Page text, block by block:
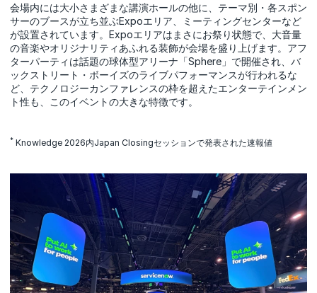
会場内には大小さまざまな講演ホールの他に、テーマ別・各スポン
サーのブースが立ち並ぶExpoエリア、ミーティングセンターなど
が設置されています。Expoエリアはまさにお祭り状態で、大音量
の音楽やオリジナリティあふれる装飾が会場を盛り上げます。アフ
ターパーティは話題の球体型アリーナ「Sphere」で開催され、バ
ックストリート・ボーイズのライブパフォーマンスが行われるな
ど、テクノロジーカンファレンスの枠を超えたエンターテインメン
ト性も、このイベントの大きな特徴です。
* Knowledge 2026内Japan Closingセッションで発表された速報値